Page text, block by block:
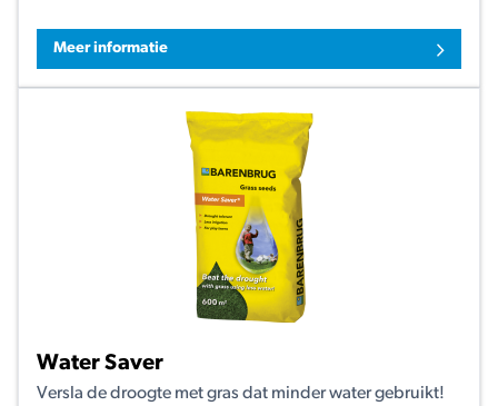
Meer informatie
Water Saver
Versla de droogte met gras dat minder water gebruikt!